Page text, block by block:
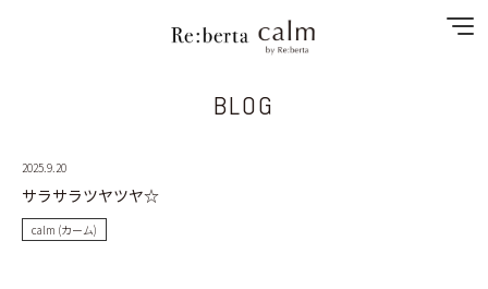
SPECIAL MENU
MENU
BLOG
2025.9.20
サラサラツヤツヤ☆
calm (カーム)